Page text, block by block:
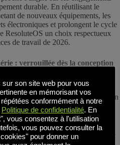
durable. En réutilisant le
de nouveaux équipements, les
électroniques et prolongent le cycle
ResoluteOS un choix respectueux
de travail de 2026.
: verrouillée dès la conception
solutions modernes de
Alors que le centre de données
d'accès est généralement le maillon
grâce à une approche
local : ResoluteOS fonctionne avec
sur son site web pour vous
en mémorisant vos
conformément à notre
Politique de confidentialité. En
vous consentez à l'utilisation
vous pouvez consulter la
pour donner un